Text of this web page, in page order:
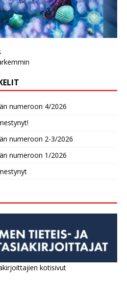
numeroon 4/2026
numeroon 2-3/2026
numeroon 1/2026
kotisivut